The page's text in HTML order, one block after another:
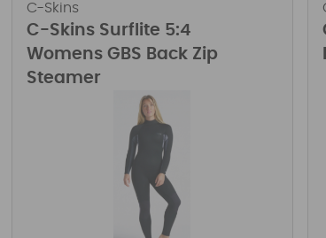
C-Skins
C-Skins Surflite 5:4
Womens GBS Back Zip
Steamer